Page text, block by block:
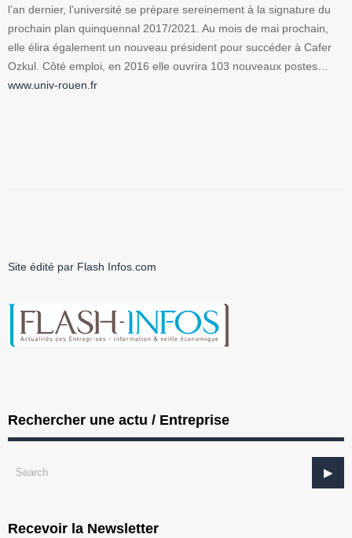
l’an dernier, l’université se prépare sereinement à la signature du
prochain plan quinquennal 2017/2021. Au mois de mai prochain,
elle élira également un nouveau président pour succéder à Cafer
Ozkul. Côté emploi, en 2016 elle ouvrira 103 nouveaux postes…
www.univ-rouen.fr
Site édité par Flash Infos.com
Rechercher une actu / Entreprise
Recevoir la Newsletter